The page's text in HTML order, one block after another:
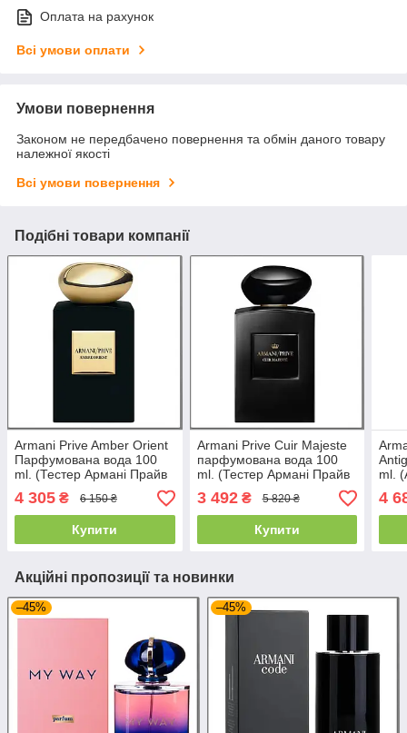
Оплата на рахунок
Всі умови оплати
Умови повернення
Законом не передбачено повернення та обмін даного товару
належної якості
Всі умови повернення
Подібні товари компанії
Armani Prive Amber Orient
Парфумована вода 100
ml. (Тестер Армані Прайв
Амбре Орієнт)
4 305 ₴ 6 150 ₴
Купити
Armani Prive Cuir Majeste
парфумована вода 100
ml. (Тестер Армані Прайв
Кур Мережив)
3 492₴ 5 820 ₴
Купити
ml.
4
Акційні пропозиції та новинки
–45% –45%